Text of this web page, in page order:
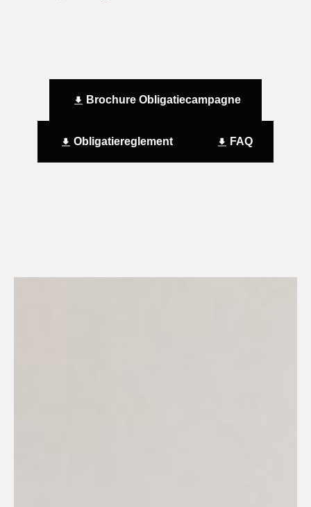
Brochure Obligatiecampagne
Obligatiereglement FAQ